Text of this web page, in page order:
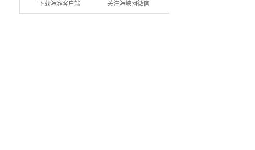
下载海湃客户端 关注海峡网微信